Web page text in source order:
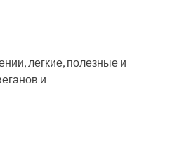
легкие, полезные и
и